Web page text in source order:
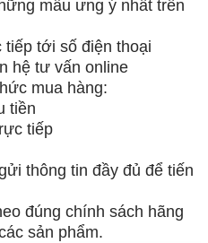
mẫu ưng ý nhất trên
tiếp tới số điện thoại
hệ tư vấn online
mua hàng:
tiền
tiếp
thông tin đầy đủ để tiến
đúng chính sách hãng
sản phẩm.